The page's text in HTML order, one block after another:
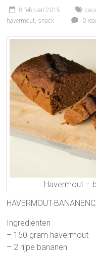
8 februari 2015
havermout, snack 0
Havermout –
HAVERMOUT-
Ingrediënten
– 150 gram havermout
– 2 rijpe bananen